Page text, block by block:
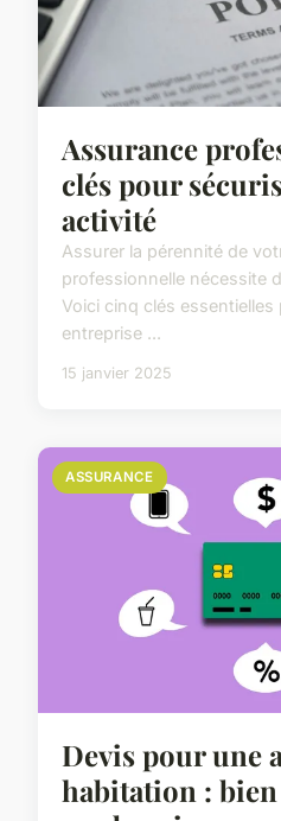
Assurance
clés pour
activité
Assurer la pérennité de
professionnelle nécessite
Voici cinq clés
entreprise ...
15 janvier 2025
ASSURANCE
Devis pour une
habitation :